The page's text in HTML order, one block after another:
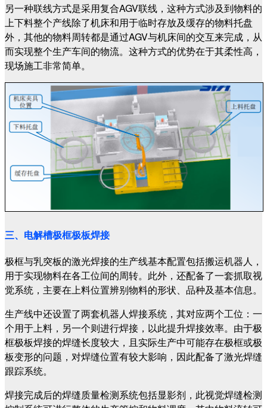
另一种联线方式是采用复合AGV联线，这种方式涉及到物料的
上下料整个产线除了机床和用于临时存放及缓存的物料托盘
外，其他的物料周转都是通过AGV与机床间的交互来完成，从
而实现整个生产车间的物流。这种方式的优势在于其柔性高，
现场施工非常简单。
三、电解槽极框极板焊接
极框与乳突板的激光焊接的生产线基本配置包括搬运机器人，
用于实现物料在各工位间的周转。此外，还配备了一套抓取视
觉系统，主要在上料位置辨别物料的形状、品种及基本信息。
生产线中还设置了两套机器人焊接系统，其对应两个工位：一
个用于上料，另一个则进行焊接，以此提升焊接效率。由于极
框极板焊接的焊缝长度较大，且实际生产中可能存在极框或极
板变形的问题，对焊缝位置有较大影响，因此配备了激光焊缝
跟踪系统。
焊接完成后的焊缝质量检测系统包括显影剂，此视觉焊缝检测